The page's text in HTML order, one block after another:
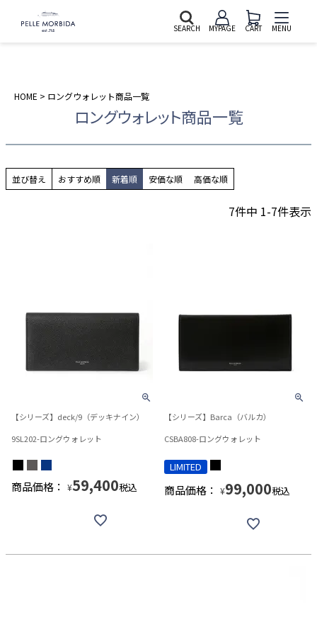
SEARCH MYPAGE CART MENU
HOME ロングウォレット商品一覧
ロングウォレット商品一覧
並び替え おすすめ順 新着順 安価な順 高価な順
7件中 1-7件表示
【シリーズ】deck/9（デッキナイン）
9SL202-ロングウォレット
商品価格： ¥59,400税込
【シリーズ】Barca（バルカ）
CSBA808-ロングウォレット
LIMITED
商品価格： ¥99,000税込